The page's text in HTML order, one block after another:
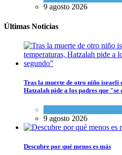
9 agosto 2026
Últimas Noticias
Tras la muerte de otro niño israelí
Hatzalah pide a los padres que "se
9 agosto 2026
Descubre por qué menos es más